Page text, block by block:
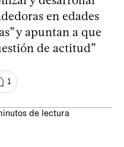
en edades
y apuntan a que
de actitud”
1
de lectura